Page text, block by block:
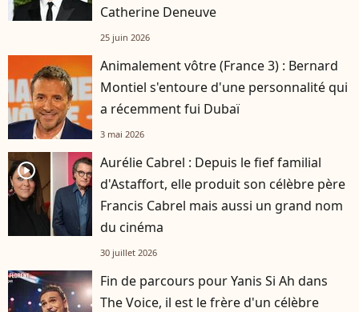
Catherine Deneuve
25 juin 2026
Animalement vôtre (France 3) : Bernard
Montiel s'entoure d'une personnalité qui
a récemment fui Dubaï
3 mai 2026
player2
Aurélie Cabrel : Depuis le fief familial
d'Astaffort, elle produit son célèbre père
Francis Cabrel mais aussi un grand nom
du cinéma
30 juillet 2026
Fin de parcours pour Yanis Si Ah dans
The Voice, il est le frère d'un célèbre